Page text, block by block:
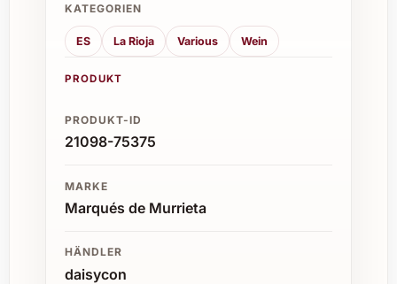
KATEGORIEN
ES La Rioja Various Wein
PRODUKT
PRODUKT-ID
21098-75375
MARKE
Marqués de Murrieta
HÄNDLER
daisycon